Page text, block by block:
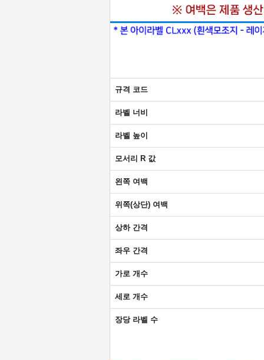
규격 코드
라벨 너비
라벨 높이
모서리 R 값
왼쪽 여백
위쪽(상단) 여백
상하 간격
좌우 간격
가로 개수
세로 개수
장당 라벨 수